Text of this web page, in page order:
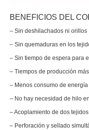
BENEFICIOS DEL
– Sin deshilachados ni orillos
– Sin quemaduras en los
– Sin tiempo de espera para
– Tiempos de producción
– Menos consumo de energía
– No hay necesidad de hilo
– Acoplamiento de dos
– Perforación y sellado